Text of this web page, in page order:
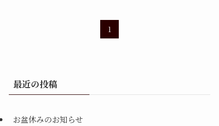
1
最近の投稿
お盆休みのお知らせ